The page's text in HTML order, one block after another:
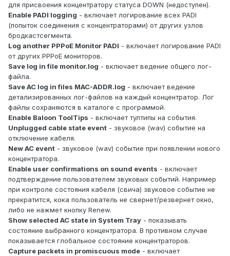
для присвоения концентратору статуса DOWN (недоступен).
Enable PADI logging - включает логирование всех PADI
(попыток соединения с концентраторами) от других узлов
бродкастсегмента.
Log another PPPoE Monitor PADI - включает логирование PADI
от других PPPoE мониторов.
Save log in file monitor.log - включает ведение общего лог-
файла.
Save AC log in files MAC-ADDR.log - включает ведение
детализированных лог-файлов на каждый концентратор. Лог
файлы сохраняются в каталоге с программой.
Enable Baloon ToolTips - включает тултипы на события.
Unplugged cable state event - звуковое (wav) событие на
отключение кабеля.
New AC event - звуковое (wav) событие при появлении нового
концентратора.
Enable user confirmations on sound events - включает
подтверждение пользователем звуковых событий. Например
при контроле состояния кабеля (свича) звуковое событие не
прекратится, кока пользователь не свернет/резвернет окно,
либо не нажмет кнопку Renew.
Show selected AC state in System Tray - показывать
состояние выбранного концентратора. В противном случае
показывается глобальное состояние концентраторов.
Capture packets in promiscuous mode - включает